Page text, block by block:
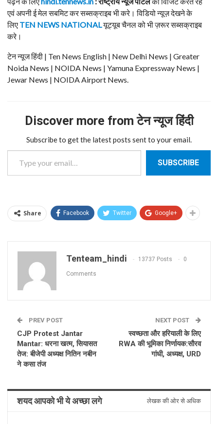
एवं अपनी ई मेल सबमिट कर सब्सक्राइब भी करे। विडियो न्यूज़ देखने के
लिए TEN NEWS NATIONAL यूट्यूब चैनल को भी ज़रूर सब्सक्राइब
करे।
टेन न्यूज हिंदी | Ten News English | New Delhi News | Greater
Noida News | NOIDA News | Yamuna Expressway News |
Jewar News | NOIDA Airport News.
Discover more from टेन न्यूज हिंदी
Subscribe to get the latest posts sent to your email.
Type your email…
SUBSCRIBE
Share Facebook Twitter Google+
Tenteam_hindi 13737 Posts 0
Comments
PREV POST
CJP Protest Jantar
Mantar: धरना खत्म, सियासत
तेज: बीजेपी अध्यक्ष नितिन नबीन
ने कसा तंज
NEXT POST
स्वच्छता और हरियाली के लिए
RWA की भूमिका निर्णायक:सौरव
गांधी, अध्यक्ष, URD
शयद आपको भी ये अच्छा लगे लेखक की ओर से अधिक